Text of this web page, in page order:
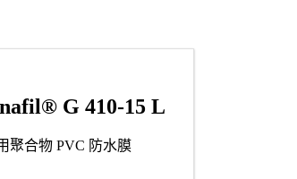
G 410-15 L
聚合物 PVC 防水膜